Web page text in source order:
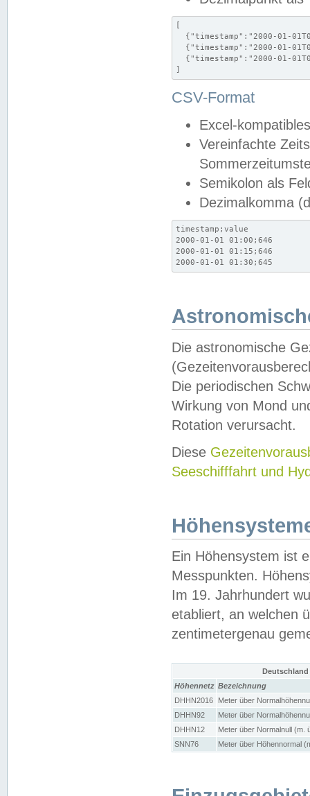
[
{"timestamp":"2000-01-
{"timestamp":"2000-01-
{"timestamp":"2000-01-
]
CSV-Format
Excel-
Vereinfachte
Semikolon als
Dezimalkomma
timestamp;value
2000-01-01 01:00;646
2000-01-01 01:15;646
2000-01-01 01:30;645
Die astronomische
Die periodischen
Wirkung von Mond
Rotation verursacht.
Diese
Seeschifffahrt und
Ein Höhensystem ist
Messpunkten.
Im 19. Jahrhundert
etabliert, an welchen
zentimetergenau
Höhennetz Bezeichnung
DHHN2016
Meter über
DHHN92
Meter über
DHHN12
Meter über Normalnull (m.
SNN76
Meter über Höhennormal